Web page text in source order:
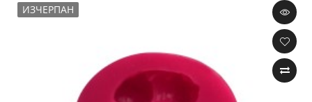
ИЗЧЕРПАН